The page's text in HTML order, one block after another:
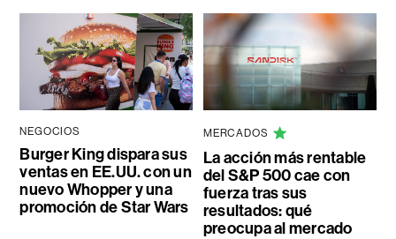
NEGOCIOS
Burger King dispara sus
ventas en EE.UU. con un
nuevo Whopper y una
promoción de Star Wars
MERCADOS
La acción más rentable
del S&P 500 cae con
fuerza tras sus
resultados: qué
preocupa al mercado